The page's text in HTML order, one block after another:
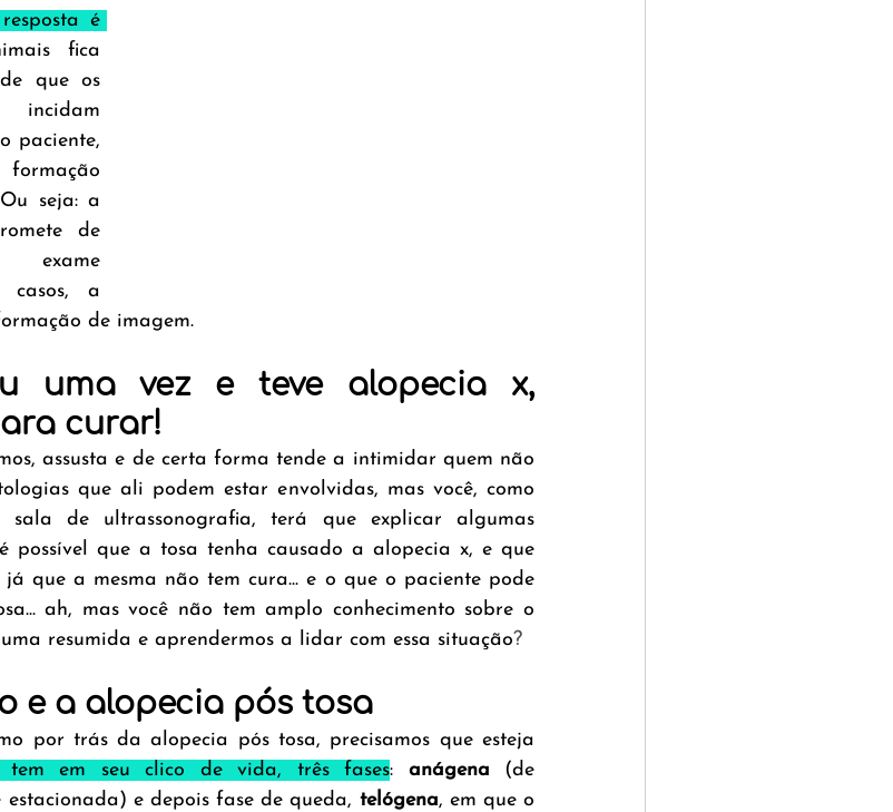
é
fica
que os
paciente,
formação
seja: a
de
exame
casos, a
de imagem.
uma vez e teve alopecia x,
curar!
assusta e de certa forma tende a intimidar quem não
que ali podem estar envolvidas, mas você, como
sala de ultrassonografia, terá que explicar algumas
possível que a tosa tenha causado a alopecia x, e que
que a mesma não tem cura... e o que o paciente pode
ah, mas você não tem amplo conhecimento sobre o
resumida e aprendermos a lidar com essa situação?
e a alopecia pós tosa
por trás da alopecia pós tosa, precisamos que esteja
em seu clico de vida, três fases: anágena (de
estacionada) e depois fase de queda, telógena, em que o